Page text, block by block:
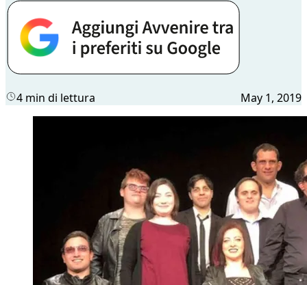
4 min di lettura May 1, 2019